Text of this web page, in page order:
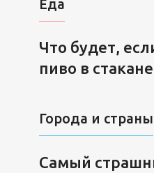
Еда
Что будет,
пиво в
Города и страны
Самый